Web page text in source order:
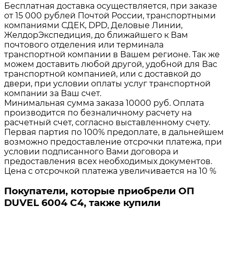
Бесплатная доставка осуществляется, при заказе
от 15 000 рублей Почтой России, транспортными
компаниями СДЕК, DPD, Деловые Линии,
ЖелдорЭкспедиция, до ближайшего к Вам
почтового отделения или терминала
транспортной компании в Вашем регионе. Так же
можем доставить любой другой, удобной для Вас
транспортной компанией, или с доставкой до
двери, при условии оплаты услуг транспортной
компании за Ваш счет.
Минимальная сумма заказа 10000 руб. Оплата
производится по безналичному расчету на
расчетный счет, согласно выставленному счету.
Первая партия по 100% предоплате, в дальнейшем
возможно предоставление отсрочки платежа, при
условии подписанного Вами договора и
предоставления всех необходимых документов.
Цена с отсрочкой платежа увеличивается на 10 %
Покупатели, которые приобрели ОП
DUVEL 6004 C4, также купили